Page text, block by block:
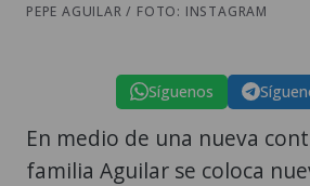
PEPE AGUILAR / FOTO: INSTAGRAM
Síguenos
En medio de una nueva
familia Aguilar se coloca